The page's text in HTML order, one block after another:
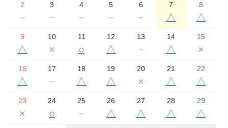
2
－
3
－
4
－
5
－
6
－
7
△
8
△
9
△
10
×
11
○
12
△
13
－
14
△
15
×
16
△
17
－
18
△
19
△
20
×
21
△
22
△
23
×
24
○
25
－
26
△
27
△
28
△
29
△